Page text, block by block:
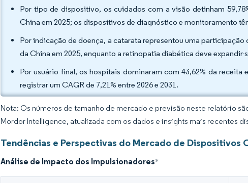
Por tipo de dispositivo, os cuidados com a visão detinham
China em 2025; os dispositivos de diagnóstico e monitoramento
Por indicação de doença, a catarata representou uma
da China em 2025, enquanto a retinopatia diabética deve expandir-
Por usuário final, os hospitais dominaram com 43,62% da
registrar um CAGR de 7,21% entre 2026 e 2031.
Nota: Os números de tamanho de mercado e previsão neste relatório
Mordor Intelligence, atualizada com os dados e insights mais recentes
Tendências e Perspectivas do Mercado de Dispositivos
Análise de Impacto dos Impulsionadores*